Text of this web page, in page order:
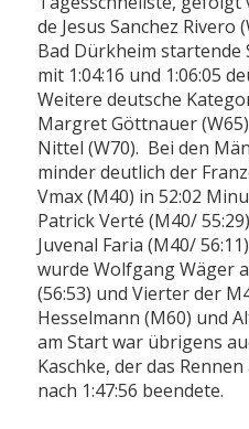
de Jesus Sanchez Rivero
Bad Dürkheim startende
mit 1:04:16 und 1:06:05
Weitere deutsche
Margret Göttnauer
Nittel (W70). Bei den
minder deutlich der
Vmax (M40) in 52:02
Patrick Verté (M40/
Juvenal Faria (M40/
wurde Wolfgang Wäger
(56:53) und Vierter der
Hesselmann (M60) und
am Start war übrigens
Kaschke, der das
nach 1:47:56 beendete.